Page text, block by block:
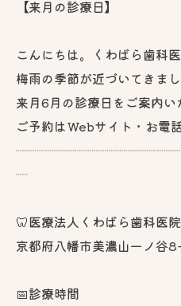
【来月の診療日】
こんにちは。くわばら歯科医
梅雨の季節が近づいてきま
来月6月の診療日をご案内い
ご予約はWebサイト・お電
┈
🦷医療法人くわばら歯科医院
京都府八幡市美濃山一ノ谷
📅診療時間